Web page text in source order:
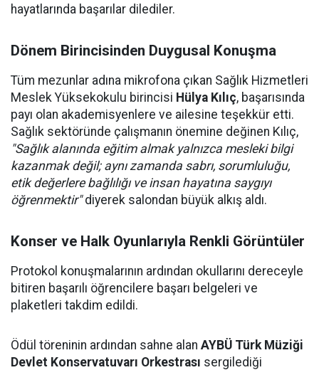
hayatlarında başarılar dilediler.
Dönem Birincisinden Duygusal Konuşma
Tüm mezunlar adına mikrofona çıkan Sağlık Hizmetleri
Meslek Yüksekokulu birincisi Hülya Kılıç, başarısında
payı olan akademisyenlere ve ailesine teşekkür etti.
Sağlık sektöründe çalışmanın önemine değinen Kılıç,
"Sağlık alanında eğitim almak yalnızca mesleki bilgi
kazanmak değil; aynı zamanda sabrı, sorumluluğu,
etik değerlere bağlılığı ve insan hayatına saygıyı
öğrenmektir"diyerek salondan büyük alkış aldı.
Konser ve Halk Oyunlarıyla Renkli Görüntüler
Protokol konuşmalarının ardından okullarını dereceyle
bitiren başarılı öğrencilere başarı belgeleri ve
plaketleri takdim edildi.
Ödül töreninin ardından sahne alan AYBÜ Türk Müziği
Devlet Konservatuvarı Orkestrası sergilediği